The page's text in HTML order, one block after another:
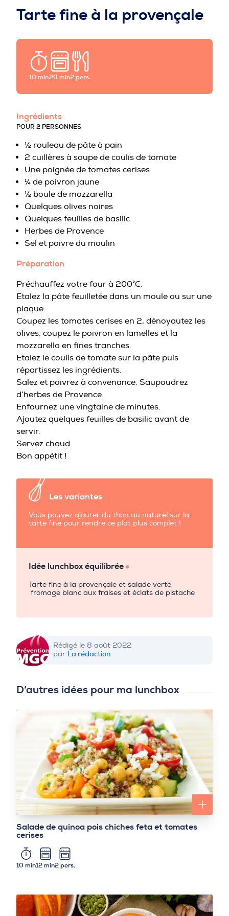
Tarte fine à la provençale
10 min20 min2 pers.
Ingrédients
POUR 2 PERSONNES
½ rouleau de pâte à pain
2 cuillères à soupe de coulis de tomate
Une poignée de tomates cerises
¼ de poivron jaune
½ boule de mozzarella
Quelques olives noires
Quelques feuilles de basilic
Herbes de Provence
Sel et poivre du moulin
Préparation
Préchauffez votre four à 200°C.
Etalez la pâte feuilletée dans un moule ou sur une
plaque.
Coupez les tomates cerises en 2, dénoyautez les
olives, coupez le poivron en lamelles et la
mozzarella en fines tranches.
Etalez le coulis de tomate sur la pâte puis
répartissez les ingrédients.
Salez et poivrez à convenance. Saupoudrez
d’herbes de Provence.
Enfournez une vingtaine de minutes.
Ajoutez quelques feuilles de basilic avant de
servir.
Servez chaud.
Bon appétit !
Les variantes
Vous pouvez ajouter du thon au naturel sur la
tarte fine pour rendre ce plat plus complet !
Idée lunchbox équilibrée
Tarte fine à la provençale et salade verte
fromage blanc aux fraises et éclats de pistache
Rédigé le 8 août 2022
par La rédaction
D’autres idées pour ma lunchbox
Salade de quinoa pois chiches feta et tomates
cerises
10 min12 min2 pers.